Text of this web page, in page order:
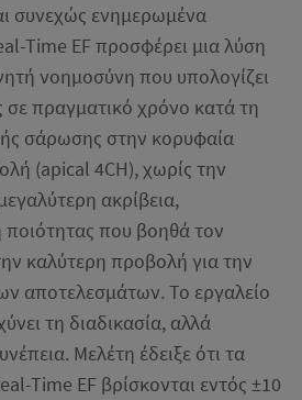
συνεχώς ενημερωμένα
Time EF προσφέρει μια λύση
νοημοσύνη που υπολογίζει
πραγματικό χρόνο κατά τη
σάρωσης στην κορυφαία
(apical 4CH), χωρίς την
ακρίβεια,
ποιότητας που βοηθά τον
καλύτερη προβολή για την
αποτελεσμάτων. Το εργαλείο
τη διαδικασία, αλλά
Μελέτη έδειξε ότι τα
Time EF βρίσκονται εντός ±10